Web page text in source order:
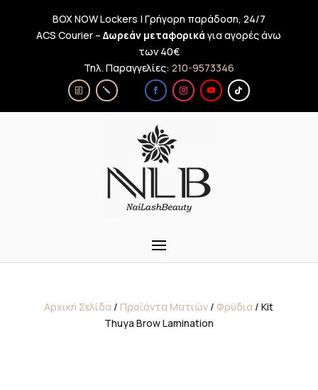
BOX NOW Lockers | Γρήγορη παράδοση, 24/7
ACS Courier –Δωρεάν μεταφορικά για αγορές άνω
των 40€
Τηλ. Παραγγελίες: 210-9573346
Αρχική Σελίδα / Προϊόντα Ματιών / Φρύδια / Kit
Thuya Brow Lamination